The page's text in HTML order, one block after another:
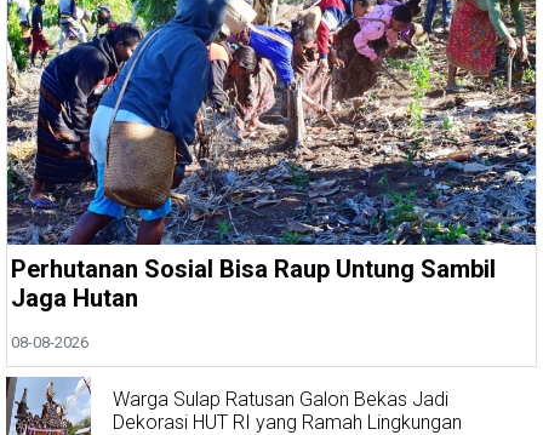
Perhutanan Sosial Bisa Raup Untung Sambil
Jaga Hutan
08-08-2026
Warga Sulap Ratusan Galon Bekas Jadi
Dekorasi HUT RI yang Ramah Lingkungan